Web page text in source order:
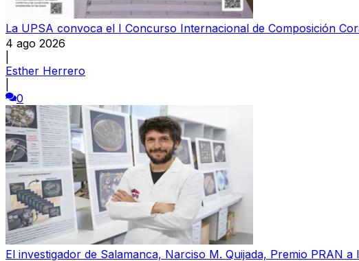
La UPSA convoca el I Concurso Internacional de Composición
4 ago 2026
Esther Herrero
0
El investigador de Salamanca, Narciso M. Quijada, Premio PRAN